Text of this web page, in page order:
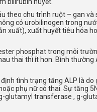
theo chu trình ruột – gan và
có urobilinogen trong
xuất), xuất huyết tiêu hóa
phosphat trong môi
thai thì ít hơn. Bình thường
tình trạng tăng ALP là do
phụ nữ có thai. Sự tăng
glutamyl transferase , g-